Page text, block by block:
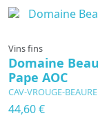
Vins fins
Domaine
Pape AOC
CAV-VROUGE-
44,60 €